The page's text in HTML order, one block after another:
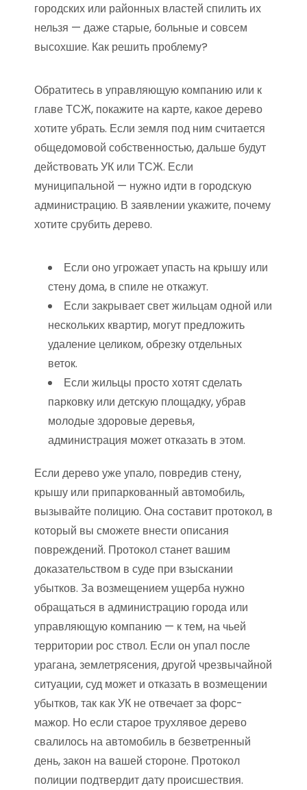
городских или районных властей спилить их
нельзя — даже старые, больные и совсем
высохшие. Как решить проблему?
Обратитесь в управляющую компанию или к
главе ТСЖ, покажите на карте, какое дерево
хотите убрать. Если земля под ним считается
общедомовой собственностью, дальше будут
действовать УК или ТСЖ. Если
муниципальной — нужно идти в городскую
администрацию. В заявлении укажите, почему
хотите срубить дерево.
Если оно угрожает упасть на крышу или
стену дома, в спиле не откажут.
Если закрывает свет жильцам одной или
нескольких квартир, могут предложить
удаление целиком, обрезку отдельных
веток.
Если жильцы просто хотят сделать
парковку или детскую площадку, убрав
молодые здоровые деревья,
администрация может отказать в этом.
Если дерево уже упало, повредив стену,
крышу или припаркованный автомобиль,
вызывайте полицию. Она составит протокол, в
который вы сможете внести описания
повреждений. Протокол станет вашим
доказательством в суде при взыскании
убытков. За возмещением ущерба нужно
обращаться в администрацию города или
управляющую компанию — к тем, на чьей
территории рос ствол. Если он упал после
урагана, землетрясения, другой чрезвычайной
ситуации, суд может и отказать в возмещении
убытков, так как УК не отвечает за форс-
мажор. Но если старое трухлявое дерево
свалилось на автомобиль в безветренный
день, закон на вашей стороне. Протокол
полиции подтвердит дату происшествия.